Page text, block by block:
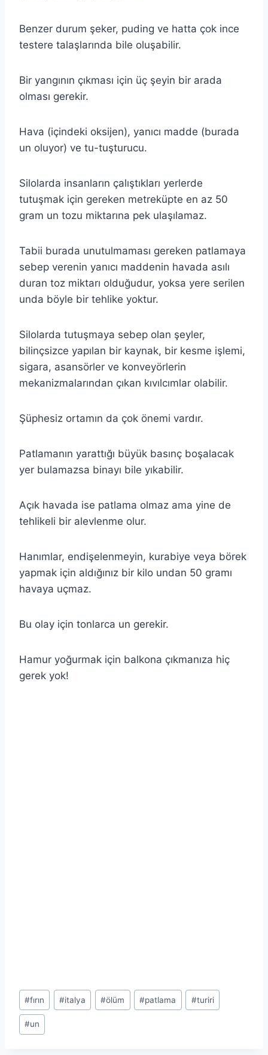
Benzer durum şeker, puding ve hatta çok ince
testere talaşlarında bile oluşabilir.
Bir yangının çıkması için üç şeyin bir arada
olması gerekir.
Hava (içindeki oksijen), yanıcı madde (burada
un oluyor) ve tu-tuşturucu.
Silolarda insanların çalıştıkları yerlerde
tutuşmak için gereken metreküpte en az 50
gram un tozu miktarına pek ulaşılamaz.
Tabii burada unutulmaması gereken patlamaya
sebep verenin yanıcı maddenin havada asılı
duran toz miktarı olduğudur, yoksa yere serilen
unda böyle bir tehlike yoktur.
Silolarda tutuşmaya sebep olan şeyler,
bilinçsizce yapılan bir kaynak, bir kesme işlemi,
sigara, asansörler ve konveyörlerin
mekanizmalarından çıkan kıvılcımlar olabilir.
Şüphesiz ortamın da çok önemi vardır.
Patlamanın yarattığı büyük basınç boşalacak
yer bulamazsa binayı bile yıkabilir.
Açık havada ise patlama olmaz ama yine de
tehlikeli bir alevlenme olur.
Hanımlar, endişelenmeyin, kurabiye veya börek
yapmak için aldığınız bir kilo undan 50 gramı
havaya uçmaz.
Bu olay için tonlarca un gerekir.
Hamur yoğurmak için balkona çıkmanıza hiç
gerek yok!
Post
Tags:
#fırın #italya #ölüm #patlama #turiri
#un